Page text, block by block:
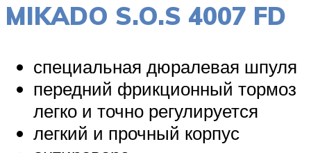
MIKADO S.O.S 4007 FD
специальная дюралевая шпуля
передний фрикционный тормоз
легко и точно регулируется
легкий и прочный корпус